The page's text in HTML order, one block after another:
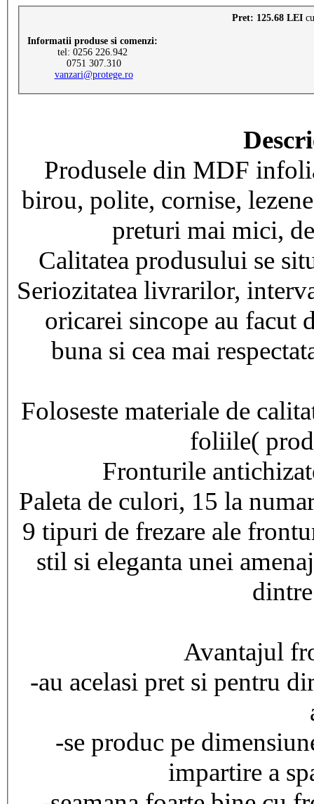
Pret: 125.68 LEI
Informatii produse si comenzi:
tel: 0256 226.942
0751 307.310
vanzari@protege.ro
Produsele din MDF
birou, polite, cornise,
preturi mai mici,
Calitatea produsului se
Seriozitatea livrarilor,
oricarei sincope au facut
buna si cea mai
Foloseste materiale de
foliile(
Fronturile
Paleta de culori, 15 la
9 tipuri de frezare ale
stil si eleganta unei
Avantajul
-au acelasi pret si pentru
-se produc pe
impartire a